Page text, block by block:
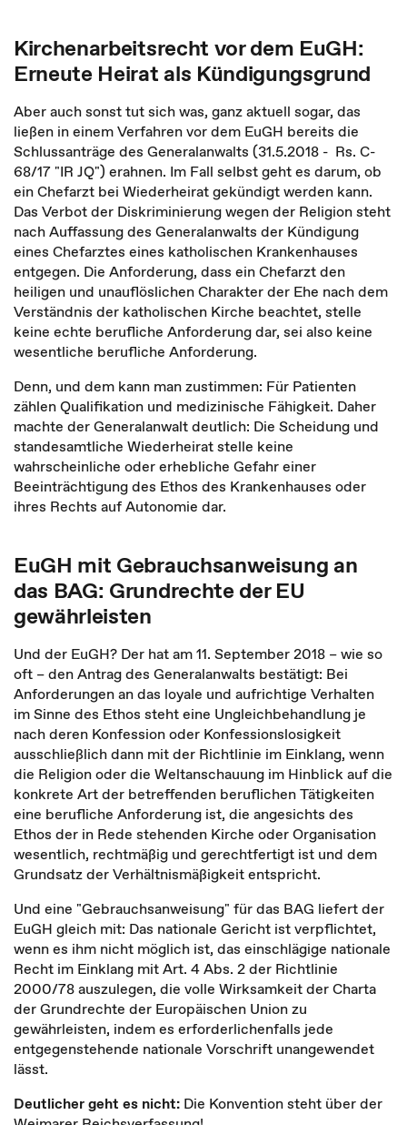
Kirchenarbeitsrecht vor dem EuGH:
Erneute Heirat als Kündigungsgrund
Aber auch sonst tut sich was, ganz aktuell sogar, das
ließen in einem Verfahren vor dem EuGH bereits die
Schlussanträge des Generalanwalts (31.5.2018 - Rs. C-
68/17 "IR JQ") erahnen. Im Fall selbst geht es darum, ob
ein Chefarzt bei Wiederheirat gekündigt werden kann.
Das Verbot der Diskriminierung wegen der Religion steht
nach Auffassung des Generalanwalts der Kündigung
eines Chefarztes eines katholischen Krankenhauses
entgegen. Die Anforderung, dass ein Chefarzt den
heiligen und unauflöslichen Charakter der Ehe nach dem
Verständnis der katholischen Kirche beachtet, stelle
keine echte berufliche Anforderung dar, sei also keine
wesentliche berufliche Anforderung.
Denn, und dem kann man zustimmen: Für Patienten
zählen Qualifikation und medizinische Fähigkeit. Daher
machte der Generalanwalt deutlich: Die Scheidung und
standesamtliche Wiederheirat stelle keine
wahrscheinliche oder erhebliche Gefahr einer
Beeinträchtigung des Ethos des Krankenhauses oder
ihres Rechts auf Autonomie dar.
EuGH mit Gebrauchsanweisung an
das BAG: Grundrechte der EU
gewährleisten
Und der EuGH? Der hat am 11. September 2018 – wie so
oft – den Antrag des Generalanwalts bestätigt: Bei
Anforderungen an das loyale und aufrichtige Verhalten
im Sinne des Ethos steht eine Ungleichbehandlung je
nach deren Konfession oder Konfessionslosigkeit
ausschließlich dann mit der Richtlinie im Einklang, wenn
die Religion oder die Weltanschauung im Hinblick auf die
konkrete Art der betreffenden beruflichen Tätigkeiten
eine berufliche Anforderung ist, die angesichts des
Ethos der in Rede stehenden Kirche oder Organisation
wesentlich, rechtmäßig und gerechtfertigt ist und dem
Grundsatz der Verhältnismäßigkeit entspricht.
Und eine "Gebrauchsanweisung" für das BAG liefert der
EuGH gleich mit: Das nationale Gericht ist verpflichtet,
wenn es ihm nicht möglich ist, das einschlägige nationale
Recht im Einklang mit Art. 4 Abs. 2 der Richtlinie
2000/78 auszulegen, die volle Wirksamkeit der Charta
der Grundrechte der Europäischen Union zu
gewährleisten, indem es erforderlichenfalls jede
entgegenstehende nationale Vorschrift unangewendet
lässt.
Deutlicher geht es nicht: Die Konvention steht über der